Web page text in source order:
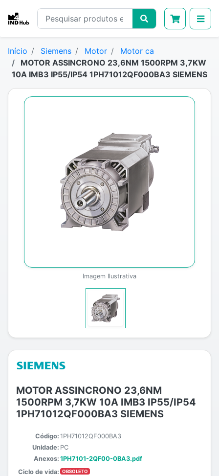
Início Siemens Motor
Motor ca
MOTOR ASSINCRONO 23,6NM 1500RPM 3,7KW
10A IMB3 IP55/IP54 1PH71012QF000BA3 SIEMENS
Imagem Ilustrativa
MOTOR ASSINCRONO 23,6NM
1500RPM 3,7KW 10A IMB3 IP55/IP54
1PH71012QF000BA3 SIEMENS
Código: 1PH71012QF000BA3
Unidade: PC
Anexos: 1PH7101-2QF00-0BA3.pdf
Ciclo de vida:
OBSOLETO